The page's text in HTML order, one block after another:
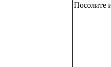
Посолите